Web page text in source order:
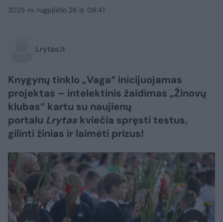
2025 m. rugpjūčio 26 d. 06:41
Lrytas.lt
Knygynų tinklo „Vaga“ inicijuojamas
projektas – intelektinis žaidimas „Žinovų
klubas“ kartu su naujienų
portalu Lrytas kviečia spręsti testus,
gilinti žinias ir laimėti prizus!